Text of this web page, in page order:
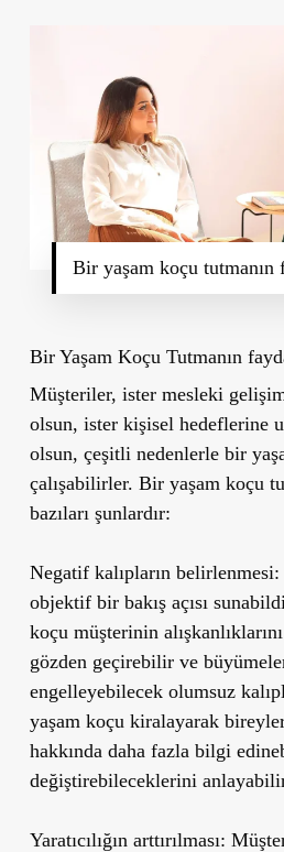
Bir yaşam koçu tutmanın
Bir Yaşam Koçu Tutmanın
Müşteriler, ister mesleki
olsun, ister kişisel hedeflerine
olsun, çeşitli nedenlerle bir
çalışabilirler. Bir yaşam koçu
bazıları şunlardır:
Negatif kalıpların belirlenmesi:
objektif bir bakış açısı
koçu müşterinin
gözden geçirebilir ve
engelleyebilecek olumsuz
yaşam koçu kiralayarak
hakkında daha fazla bilgi
değiştirebileceklerini
Yaratıcılığın arttırılması: